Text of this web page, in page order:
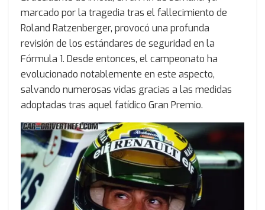
marcado por la tragedia tras el fallecimiento de
Roland Ratzenberger, provocó una profunda
revisión de los estándares de seguridad en la
Fórmula 1. Desde entonces, el campeonato ha
evolucionado notablemente en este aspecto,
salvando numerosas vidas gracias a las medidas
adoptadas tras aquel fatídico Gran Premio.